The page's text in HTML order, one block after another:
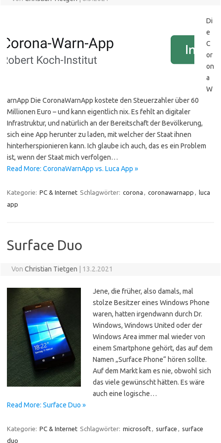
Di
e
C
or
on
a
W
arnApp Die CoronaWarnApp kostete den Steuerzahler über 60
Millionen Euro – und kann eigentlich nix. Es fehlt an digitaler
Infrastruktur, und natürlich an der Bereitschaft der Bevölkerung,
sich eine App herunter zu laden, mit welcher der Staat ihnen
hinterherspionieren kann. Ich glaube ich auch, das es ein Problem
ist, wenn der Staat mich verfolgen…
Read More: CoronaWarnApp vs. Luca App »
Kategorie: PC & Internet Schlagwörter: corona coronawarnapp
luca
app
Surface Duo
Von Christian Tietgen | 13.2.2021
Jene, die früher, also damals, mal
stolze Besitzer eines Windows Phone
waren, hatten irgendwann durch Dr.
Windows, Windows United oder der
Windows Area immer mal wieder von
einem Smartphone gehört, das auf dem
Namen „Surface Phone“ hören sollte.
Auf dem Markt kam es nie, obwohl sich
das viele gewünscht hätten. Es wäre
auch eine logische…
Read More: Surface Duo »
Kategorie: PC & Internet Schlagwörter: microsoft surface
surface
duo